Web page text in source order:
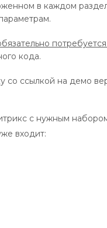
в каждом
кода.
со ссылкой на демо
с нужным
входит: